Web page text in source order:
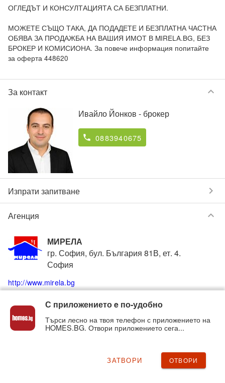
ОГЛЕДЪТ И КОНСУЛТАЦИЯТА СА БЕЗПЛАТНИ.
МОЖЕТЕ СЪЩО ТАКА, ДА ПОДАДЕТЕ И БЕЗПЛАТНА ЧАСТНА
ОБЯВА ЗА ПРОДАЖБА НА ВАШИЯ ИМОТ В MIRELA.BG, БЕЗ
БРОКЕР И КОМИСИОНА. За повече информация попитайте
за оферта 448620
За контакт keyboard_arrow_down
Ивайло Йонков - брокер
phone 0883940675
Изпрати запитване chevron_right
Агенция keyboard_arrow_down
МИРЕЛА
гр. София, бул. България 81В, ет. 4.
София
http://www.mirela.bg
phone 0883940027
Вижте всички обяви отМИРЕЛАв homes.bg
chevron_right
С приложението e по-удобно
Търси лесно на твоя телефон с приложението на
HOMES.BG. Отвори приложението сега...
ЗАТВОРИ ОТВОРИ